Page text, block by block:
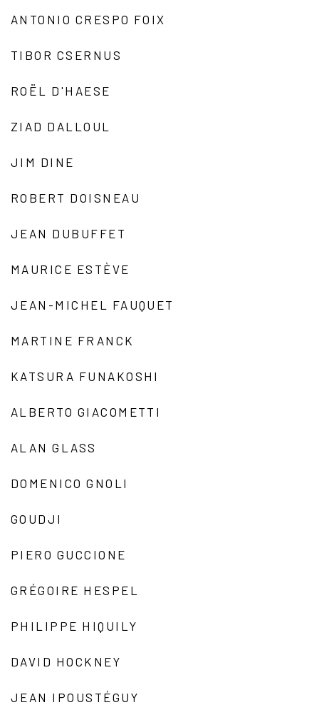
ANTONIO CRESPO FOIX
TIBOR CSERNUS
ROËL D'HAESE
ZIAD DALLOUL
JIM DINE
ROBERT DOISNEAU
JEAN DUBUFFET
MAURICE ESTÈVE
JEAN-MICHEL FAUQUET
MARTINE FRANCK
KATSURA FUNAKOSHI
ALBERTO GIACOMETTI
ALAN GLASS
DOMENICO GNOLI
GOUDJI
PIERO GUCCIONE
GRÉGOIRE HESPEL
PHILIPPE HIQUILY
DAVID HOCKNEY
JEAN IPOUSTÉGUY